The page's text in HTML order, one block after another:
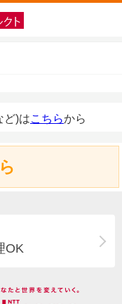
ど)はこちらから
OK